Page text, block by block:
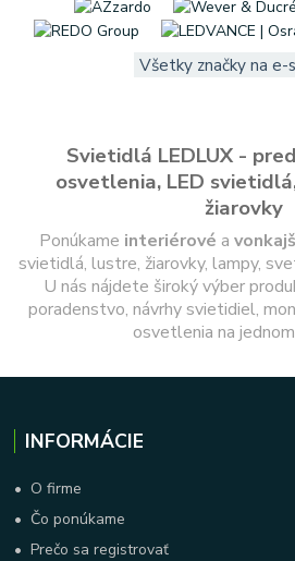
Všetky značky na e-
Svietidlá LEDLUX -
osvetlenia, LED
žiarovky
Ponúkame interiérové a
svietidlá, lustre, žiarovky, lampy,
U nás nájdete široký výber
poradenstvo, návrhy svietidiel,
osvetlenia na
INFORMÁCIE
• O firme
• Čo ponúkame
•Prečo sa registrovať